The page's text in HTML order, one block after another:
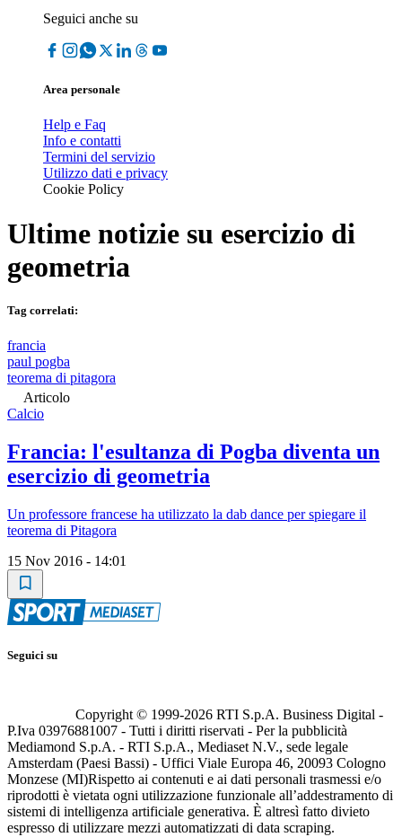
Seguici anche su
Area personale
Help e Faq
Info e contatti
Termini del servizio
Utilizzo dati e privacy
Cookie Policy
Ultime notizie su esercizio di
geometria
Tag correlati:
francia
paul pogba
teorema di pitagora
Articolo
Calcio
Francia: l'esultanza di Pogba diventa un
esercizio di geometria
Un professore francese ha utilizzato la dab dance per spiegare il
teorema di Pitagora
15 Nov 2016 - 14:01
Seguici su
Copyright © 1999-2026 RTI S.p.A. Business Digital -
P.Iva 03976881007 - Tutti i diritti riservati - Per la pubblicità
Mediamond S.p.A. - RTI S.p.A., Mediaset N.V., sede legale
Amsterdam (Paesi Bassi) - Uffici Viale Europa 46, 20093 Cologno
Monzese (MI)Rispetto ai contenuti e ai dati personali trasmessi e/o
riprodotti è vietata ogni utilizzazione funzionale all’addestramento di
sistemi di intelligenza artificiale generativa. È altresì fatto divieto
espresso di utilizzare mezzi automatizzati di data scraping.